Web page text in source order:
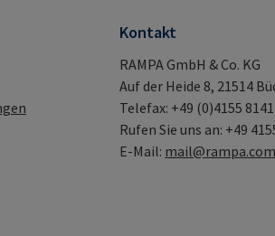
Kontakt
RAMPA GmbH & Co. KG
Auf der Heide 8, 21514
Telefax: +49 (0)4155
Rufen Sie uns an: +49
E-Mail: mail@rampa.com